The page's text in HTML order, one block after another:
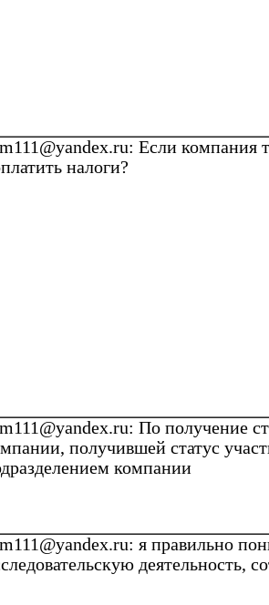
: Если компания
налоги?
: По получение
получившей статус
компании
: я правильно
деятельность,